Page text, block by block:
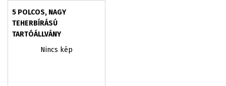
5 POLCOS, NAGY
TEHERBÍRÁSÚ
TARTÓÁLLVÁNY
1770X900X450MM 265KG
Nincs kép